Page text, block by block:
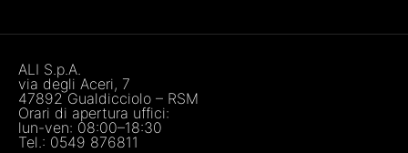
ALI S.p.A.
via degli Aceri, 7
47892 Gualdicciolo – RSM
Orari di apertura uffici:
lun-ven: 08:00–18:30
Tel.: 0549 876811